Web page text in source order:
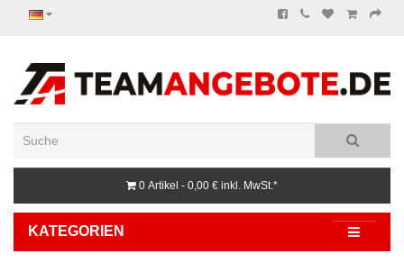
0 Artikel - 0,00 € inkl. MwSt.*
KATEGORIEN